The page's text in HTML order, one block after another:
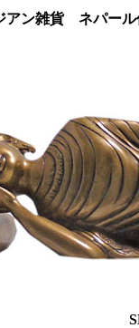
アン雑貨 ネパー